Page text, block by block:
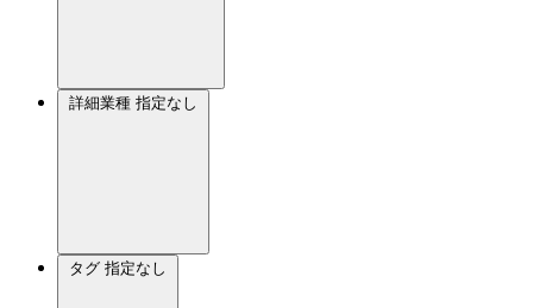
詳細業種 指定なし
タグ 指定なし